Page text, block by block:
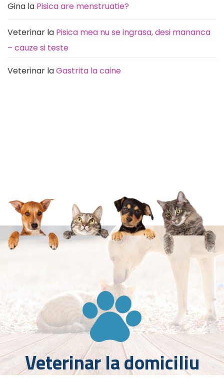
Gina la Pisica are menstruatie?
Veterinar la Pisica mea nu se ingrasa, desi mananca
– cauze si teste
Veterinar laGastrita la caine
Veterinar la domiciliu